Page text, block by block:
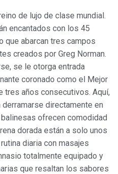
de lujo de clase mundial.
encantados con los 45
que abarcan tres campos
creados por Greg Norman.
se le otorga entrada
coronado como el Mejor
tres años consecutivos. Aquí,
directamente en
ofrecen comodidad
dorada están a solo unos
diaria con masajes
totalmente equipado y
que resaltan los sabores